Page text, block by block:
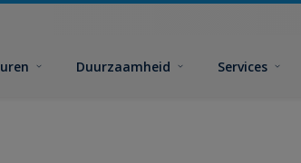
Duurzaamheid Services